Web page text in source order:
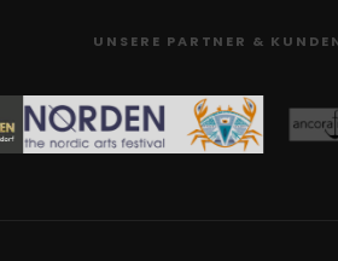
UNSERE PARTNER &